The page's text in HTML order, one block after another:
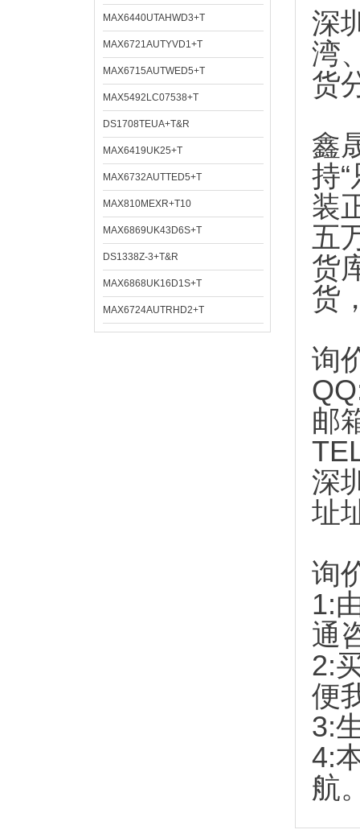
MAX6440UTAHWD3+T
MAX6721AUTYVD1+T
MAX6715AUTWED5+T
MAX5492LC07538+T
DS1708TEUA+T&R
MAX6419UK25+T
MAX6732AUTTED5+T
MAX810MEXR+T10
MAX6869UK43D6S+T
DS1338Z-3+T&R
MAX6868UK16D1S+T
MAX6724AUTRHD2+T
深
湾
货
鑫
持
装
五
货
货
询
邮
深
址
询
1:
通
2:
便
3:
4:
航